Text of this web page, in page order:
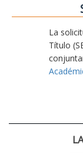
La
Título